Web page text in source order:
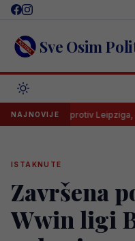
Skip
content Sve Osim
NAJNOVIJE
igra protiv Leipziga, poznat
ISTAKNUTE
Završena
Wwin ligi